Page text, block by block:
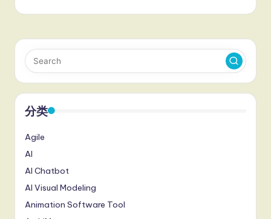
分类
Agile
AI
AI Chatbot
AI Visual Modeling
Animation Software Tool